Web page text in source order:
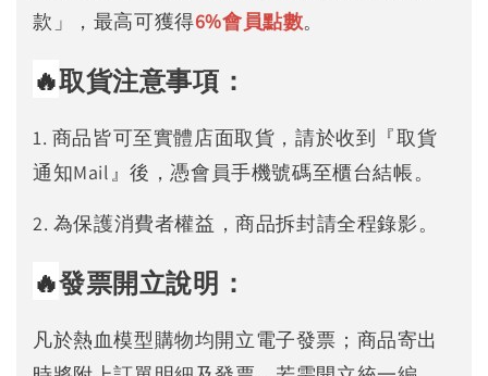
款」，最高可獲得6%會員點數。
🔥取貨注意事項：
1. 商品皆可至實體店面取貨，請於收到『取貨
通知Mail』後，憑會員手機號碼至櫃台結帳。
2. 為保護消費者權益，商品拆封請全程錄影。
🔥發票開立說明：
凡於熱血模型購物均開立電子發票；商品寄出